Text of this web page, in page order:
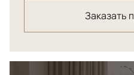
обеспечивает
подходит для гостиной
безупречный вкус.
Заказать